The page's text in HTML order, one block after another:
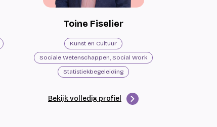
Toine Fiselier
Kunst en Cultuur
Sociale Wetenschappen, Social Work
Statistiekbegeleiding
Bekijk volledig profiel